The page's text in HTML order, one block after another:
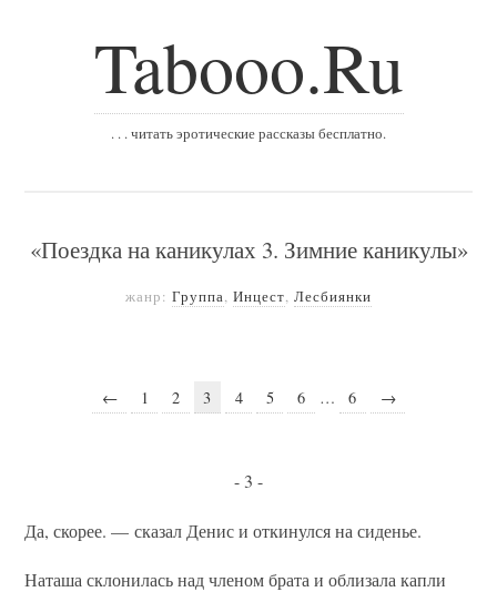
Tabooo.Ru
. . . читать эротические рассказы бесплатно.
«Поездка на каникулах 3. Зимние каникулы»
жанр: Группа, Инцест, Лесбиянки
← 1 2 3 4 5 6 … 6 →
- 3 -
Да, скорее. — сказал Денис и откинулся на сиденье.
Наташа склонилась над членом брата и облизала капли